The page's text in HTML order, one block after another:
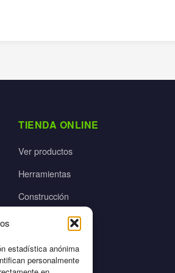
estadística anónima
personalmente
TIENDA ONLINE
Ver productos
Herramientas
Construcción